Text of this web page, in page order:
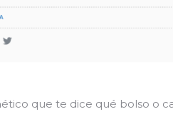
que te dice qué bolso o